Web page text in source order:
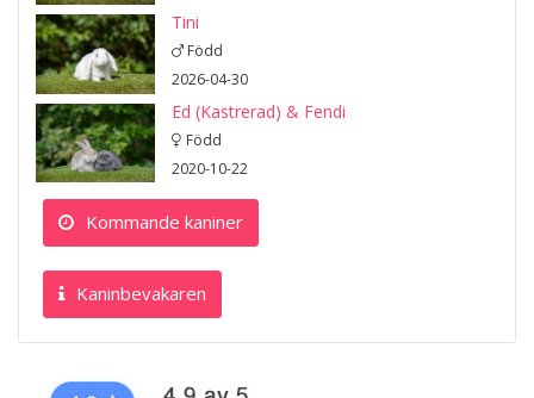
Tini
Född
2026-04-30
Ed (Kastrerad) & Fendi
Född
2020-10-22
Kommande kaniner
Kaninbevakaren